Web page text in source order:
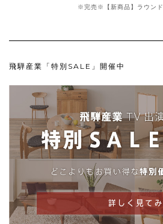
※完売※【新商品】ラウン
飛騨産業「特別SALE」開催中